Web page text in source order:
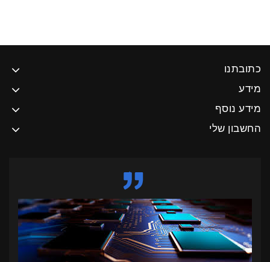
כתובתנו
מידע
מידע נוסף
החשבון שלי